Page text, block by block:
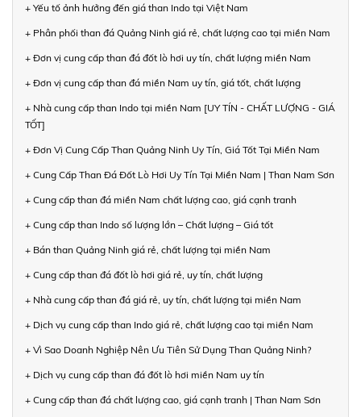
+ Yếu tố ảnh hưởng đến giá than Indo tại Việt Nam
+ Phân phối than đá Quảng Ninh giá rẻ, chất lượng cao tại miền Nam
+ Đơn vị cung cấp than đá đốt lò hơi uy tín, chất lượng miền Nam
+ Đơn vị cung cấp than đá miền Nam uy tín, giá tốt, chất lượng
+ Nhà cung cấp than Indo tại miền Nam [UY TÍN - CHẤT LƯỢNG - GIÁ
TỐT]
+ Đơn Vị Cung Cấp Than Quảng Ninh Uy Tín, Giá Tốt Tại Miền Nam
+ Cung Cấp Than Đá Đốt Lò Hơi Uy Tín Tại Miền Nam | Than Nam Sơn
+ Cung cấp than đá miền Nam chất lượng cao, giá cạnh tranh
+ Cung cấp than Indo số lượng lớn – Chất lượng – Giá tốt
+ Bán than Quảng Ninh giá rẻ, chất lượng tại miền Nam
+ Cung cấp than đá đốt lò hơi giá rẻ, uy tín, chất lượng
+ Nhà cung cấp than đá giá rẻ, uy tín, chất lượng tại miền Nam
+ Dịch vụ cung cấp than Indo giá rẻ, chất lượng cao tại miền Nam
+ Vì Sao Doanh Nghiệp Nên Ưu Tiên Sử Dụng Than Quảng Ninh?
+ Dịch vụ cung cấp than đá đốt lò hơi miền Nam uy tín
+ Cung cấp than đá chất lượng cao, giá cạnh tranh | Than Nam Sơn